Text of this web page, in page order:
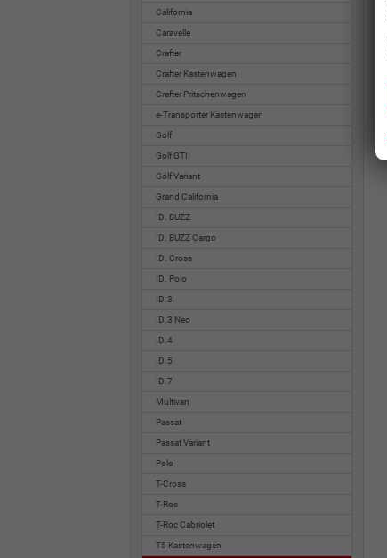
California
Caravelle
Crafter
Crafter Kastenwagen
Crafter Pritschenwagen
e-Transporter Kastenwagen
Golf
Golf GTI
Golf Variant
Grand California
ID. BUZZ
ID. BUZZ Cargo
ID. Cross
ID. Polo
ID.3
ID.3 Neo
ID.4
ID.5
ID.7
Multivan
Passat
Passat Variant
Polo
T-Cross
T-Roc
T-Roc Cabriolet
T5 Kastenwagen